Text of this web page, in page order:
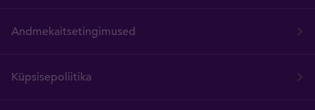
Andmekaitsetingimused
Küpsisepoliitika